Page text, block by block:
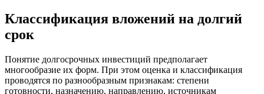
Классификация вложений на долгий
срок
Понятие долгосрочных инвестиций предполагает
многообразие их форм. При этом оценка и классификация
проводятся по разнообразным признакам: степени
готовности, назначению, направлению, источникам